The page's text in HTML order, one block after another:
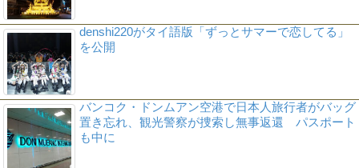
denshi220がタイ語版「ずっとサマーで恋してる」
を公開
バンコク・ドンムアン空港で日本人旅行者がバッグ
置き忘れ、観光警察が捜索し無事返還 パスポート
も中に